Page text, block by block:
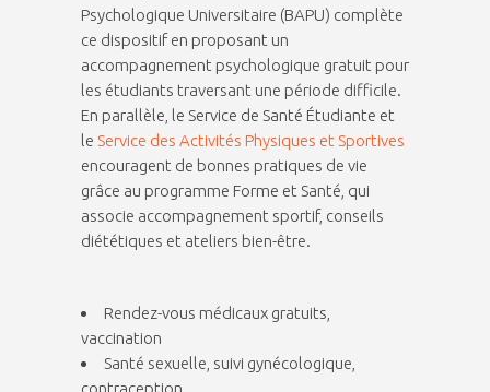
Psychologique Universitaire (BAPU) complète
ce dispositif en proposant un
accompagnement psychologique gratuit pour
les étudiants traversant une période difficile.
En parallèle, le Service de Santé Étudiante et
le Service des Activités Physiques et Sportives
encouragent de bonnes pratiques de vie
grâce au programme Forme et Santé, qui
associe accompagnement sportif, conseils
diététiques et ateliers bien-être.
Rendez-vous médicaux gratuits,
vaccination
Santé sexuelle, suivi gynécologique,
contraception